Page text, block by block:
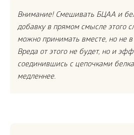
Внимание! Смешивать БЦАА и
добавку в прямом смысле этого
можно принимать вместе, но не
Вреда от этого не будет, но и
соединившись с цепочками
медленнее.